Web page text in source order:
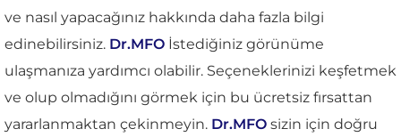
ve nasıl yapacağınız hakkında daha fazla bilgi
edinebilirsiniz. Dr.MFO İstediğiniz görünüme
ulaşmanıza yardımcı olabilir. Seçeneklerinizi keşfetmek
ve olup olmadığını görmek için bu ücretsiz fırsattan
yararlanmaktan çekinmeyin. Dr.MFO sizin için doğru